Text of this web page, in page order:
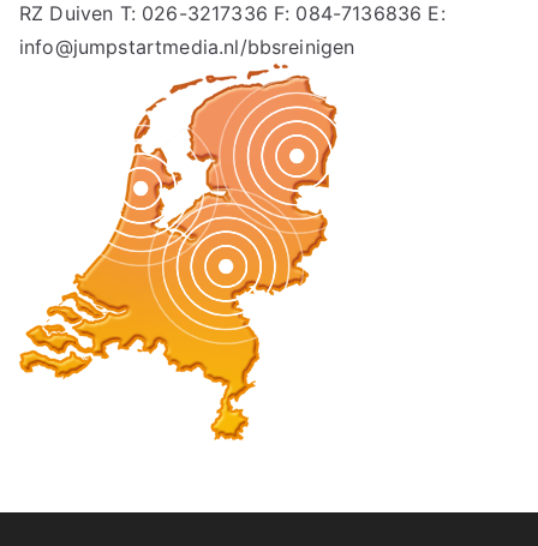
RZ Duiven T: 026-3217336 F: 084-7136836 E:
info@jumpstartmedia.nl/bbsreinigen